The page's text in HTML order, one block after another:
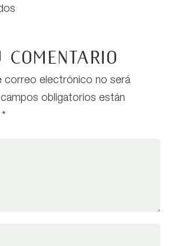
comentario
correo electrónico no será
obligatorios están
*